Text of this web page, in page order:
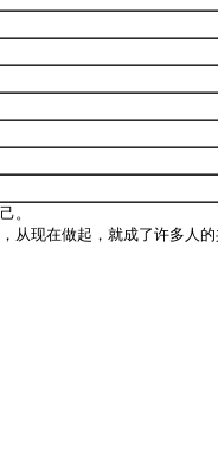
。
现在做起，就成了许多人的